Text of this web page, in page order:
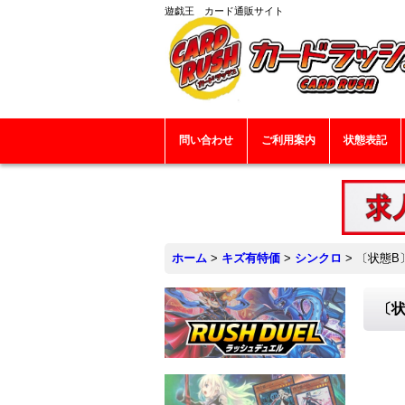
遊戯王 カード通販サイト
問い合わせ ご利用案内 状態表記
ホーム > キズ有特価 > シンクロ > 〔状態
〔